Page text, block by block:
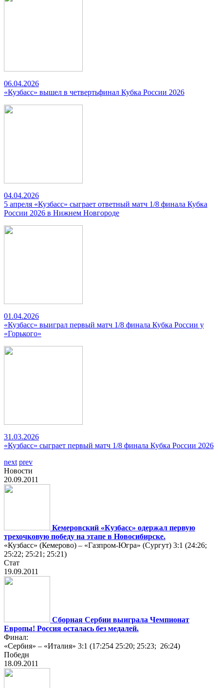
06.04.2026
«Кузбасс» вышел в четвертьфинал Кубка России 2026
04.04.2026
5 апреля «Кузбасс» сыграет ответный матч 1/8 финала Кубка
России 2026 в Нижнем Новгороде
01.04.2026
«Кузбасс» выиграл первый матч 1/8 финала Кубка России у
«Горького»
31.03.2026
«Кузбасс» сыграет первый матч 1/8 финала Кубка России 2026
next prev
Новости
20.09.2011
Кемеровский «Кузбасс» одержал первую
трехочковую победу на этапе в Новосибирске.
«Кузбасс» (Кемерово) – «Газпром-Югра» (Сургут) 3:1 (24:26;
25:22; 25:21; 25:21)
Стат
19.09.2011
Сборная Сербии выиграла Чемпионат
Европы! Россия осталаcь без медалей.
Финал:
«Сербия» – «Италия» 3:1 (17:254 25:20; 25:23; 26:24)
Победн
18.09.2011